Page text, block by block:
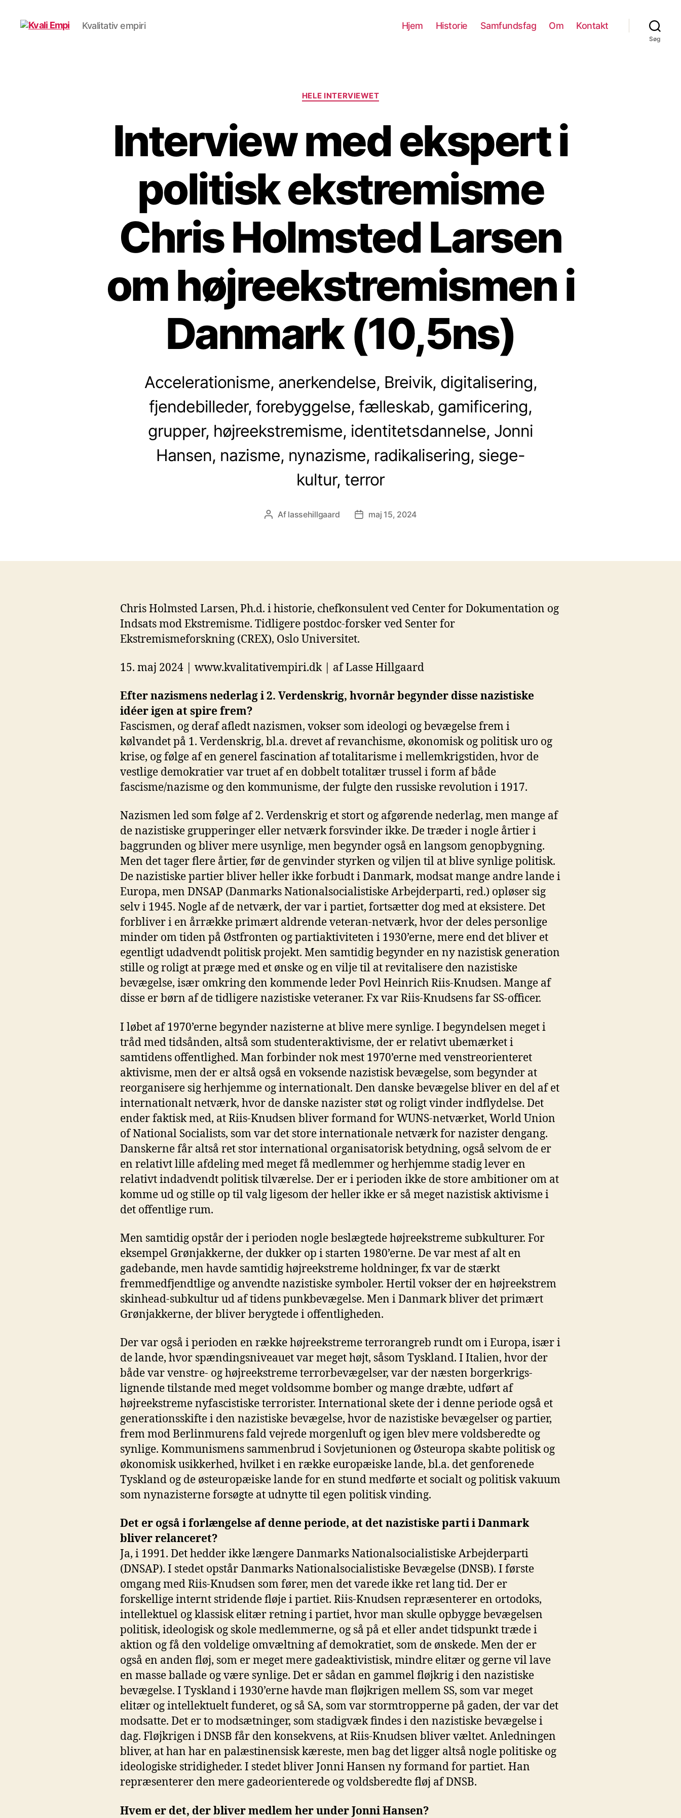
Kvalitativ empiri Hjem Historie Samfundsfag Om Kontakt
Søg
Kategorier
HELE INTERVIEWET
Interview med ekspert i
politisk ekstremisme
Chris Holmsted Larsen
om højreekstremismen i
Danmark (10,5ns)
Accelerationisme, anerkendelse, Breivik, digitalisering,
fjendebilleder, forebyggelse, fælleskab, gamificering,
grupper, højreekstremisme, identitetsdannelse, Jonni
Hansen, nazisme, nynazisme, radikalisering, siege-
kultur, terror
Indlægsforfatter
Af lassehillgaard Indlægsdato
maj 15, 2024
Chris Holmsted Larsen, Ph.d. i historie, chefkonsulent ved Center for Dokumentation og
Indsats mod Ekstremisme. Tidligere postdoc-forsker ved Senter for
Ekstremismeforskning (CREX), Oslo Universitet.
15. maj 2024 | www.kvalitativempiri.dk | af Lasse Hillgaard
Efter nazismens nederlag i 2. Verdenskrig, hvornår begynder disse nazistiske
idéer igen at spire frem?
Fascismen, og deraf afledt nazismen, vokser som ideologi og bevægelse frem i
kølvandet på 1. Verdenskrig, bl.a. drevet af revanchisme, økonomisk og politisk uro og
krise, og følge af en generel fascination af totalitarisme i mellemkrigstiden, hvor de
vestlige demokratier var truet af en dobbelt totalitær trussel i form af både
fascisme/nazisme og den kommunisme, der fulgte den russiske revolution i 1917.
Nazismen led som følge af 2. Verdenskrig et stort og afgørende nederlag, men mange af
de nazistiske grupperinger eller netværk forsvinder ikke. De træder i nogle årtier i
baggrunden og bliver mere usynlige, men begynder også en langsom genopbygning.
Men det tager flere årtier, før de genvinder styrken og viljen til at blive synlige politisk.
De nazistiske partier bliver heller ikke forbudt i Danmark, modsat mange andre lande i
Europa, men DNSAP (Danmarks Nationalsocialistiske Arbejderparti, red.) opløser sig
selv i 1945. Nogle af de netværk, der var i partiet, fortsætter dog med at eksistere. Det
forbliver i en årrække primært aldrende veteran-netværk, hvor der deles personlige
minder om tiden på Østfronten og partiaktiviteten i 1930’erne, mere end det bliver et
egentligt udadvendt politisk projekt. Men samtidig begynder en ny nazistisk generation
stille og roligt at præge med et ønske og en vilje til at revitalisere den nazistiske
bevægelse, især omkring den kommende leder Povl Heinrich Riis-Knudsen. Mange af
disse er børn af de tidligere nazistiske veteraner. Fx var Riis-Knudsens far SS-officer.
I løbet af 1970’erne begynder nazisterne at blive mere synlige. I begyndelsen meget i
tråd med tidsånden, altså som studenteraktivisme, der er relativt ubemærket i
samtidens offentlighed. Man forbinder nok mest 1970’erne med venstreorienteret
aktivisme, men der er altså også en voksende nazistisk bevægelse, som begynder at
reorganisere sig herhjemme og internationalt. Den danske bevægelse bliver en del af et
internationalt netværk, hvor de danske nazister støt og roligt vinder indflydelse. Det
ender faktisk med, at Riis-Knudsen bliver formand for WUNS-netværket, World Union
of National Socialists, som var det store internationale netværk for nazister dengang.
Danskerne får altså ret stor international organisatorisk betydning, også selvom de er
en relativt lille afdeling med meget få medlemmer og herhjemme stadig lever en
relativt indadvendt politisk tilværelse. Der er i perioden ikke de store ambitioner om at
komme ud og stille op til valg ligesom der heller ikke er så meget nazistisk aktivisme i
det offentlige rum.
Men samtidig opstår der i perioden nogle beslægtede højreekstreme subkulturer. For
eksempel Grønjakkerne, der dukker op i starten 1980’erne. De var mest af alt en
gadebande, men havde samtidig højreekstreme holdninger, fx var de stærkt
fremmedfjendtlige og anvendte nazistiske symboler. Hertil vokser der en højreekstrem
skinhead-subkultur ud af tidens punkbevægelse. Men i Danmark bliver det primært
Grønjakkerne, der bliver berygtede i offentligheden.
Der var også i perioden en række højreekstreme terrorangreb rundt om i Europa, især i
de lande, hvor spændingsniveauet var meget højt, såsom Tyskland. I Italien, hvor der
både var venstre- og højreekstreme terrorbevægelser, var der næsten borgerkrigs-
lignende tilstande med meget voldsomme bomber og mange dræbte, udført af
højreekstreme nyfascistiske terrorister. International skete der i denne periode også et
generationsskifte i den nazistiske bevægelse, hvor de nazistiske bevægelser og partier,
frem mod Berlinmurens fald vejrede morgenluft og igen blev mere voldsberedte og
synlige. Kommunismens sammenbrud i Sovjetunionen og Østeuropa skabte politisk og
økonomisk usikkerhed, hvilket i en række europæiske lande, bl.a. det genforenede
Tyskland og de østeuropæiske lande for en stund medførte et socialt og politisk vakuum
som nynazisterne forsøgte at udnytte til egen politisk vinding.
Det er også i forlængelse af denne periode, at det nazistiske parti i Danmark
bliver relanceret?
Ja, i 1991. Det hedder ikke længere Danmarks Nationalsocialistiske Arbejderparti
(DNSAP). I stedet opstår Danmarks Nationalsocialistiske Bevægelse (DNSB). I første
omgang med Riis-Knudsen som fører, men det varede ikke ret lang tid. Der er
forskellige internt stridende fløje i partiet. Riis-Knudsen repræsenterer en ortodoks,
intellektuel og klassisk elitær retning i partiet, hvor man skulle opbygge bevægelsen
politisk, ideologisk og skole medlemmerne, og så på et eller andet tidspunkt træde i
aktion og få den voldelige omvæltning af demokratiet, som de ønskede. Men der er
også en anden fløj, som er meget mere gadeaktivistisk, mindre elitær og gerne vil lave
en masse ballade og være synlige. Det er sådan en gammel fløjkrig i den nazistiske
bevægelse. I Tyskland i 1930’erne havde man fløjkrigen mellem SS, som var meget
elitær og intellektuelt funderet, og så SA, som var stormtropperne på gaden, der var det
modsatte. Det er to modsætninger, som stadigvæk findes i den nazistiske bevægelse i
dag. Fløjkrigen i DNSB får den konsekvens, at Riis-Knudsen bliver væltet. Anledningen
bliver, at han har en palæstinensisk kæreste, men bag det ligger altså nogle politiske og
ideologiske stridigheder. I stedet bliver Jonni Hansen ny formand for partiet. Han
repræsenterer den mere gadeorienterede og voldsberedte fløj af DNSB.
Hvem er det, der bliver medlem her under Jonni Hansen?